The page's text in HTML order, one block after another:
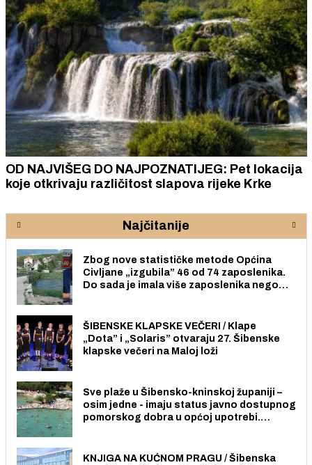
OD NAJVIŠEG DO NAJPOZNATIJEG: Pet lokacija
koje otkrivaju različitost slapova rijeke Krke
Najčitanije
Zbog nove statističke metode Općina
Civljane „izgubila” 46 od 74 zaposlenika.
Do sada je imala više zaposlenika nego
ŠIBENSKE KLAPSKE VEČERI / Klape
„Dota” i „Solaris” otvaraju 27. Šibenske
klapske večeri na Maloj loži
Sve plaže u Šibensko-kninskoj županiji –
osim jedne - imaju status javno dostupnog
pomorskog dobra u općoj upotrebi.
KNJIGA NA KUĆNOM PRAGU / Šibenska